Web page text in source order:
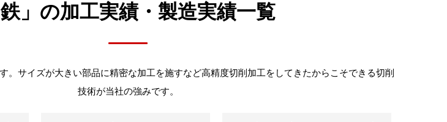
鉄」の加工実績・ 製造実績一覧
。サイズが大きい部品に精密な加工を施すなど高精度切削加工をしてきたからこそできる切削
技術が当社の強みです。